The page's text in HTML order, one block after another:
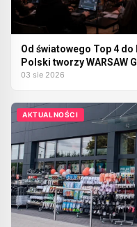
Od światowego Top 4
Polski tworzy WARSAW
03 sie 2026
AKTUALNOŚCI